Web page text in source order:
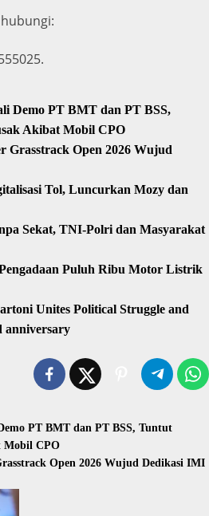
Demo PT BMT dan PT BSS,
Akibat Mobil CPO
Grasstrack Open 2026 Wujud
Tol, Luncurkan Mozy dan
Sekat, TNI-Polri dan Masyarakat
Puluh Ribu Motor Listrik
Unites Political Struggle and
anniversary
PT BMT dan PT BSS, Tuntut
Mobil CPO
Open 2026 Wujud Dedikasi IMI